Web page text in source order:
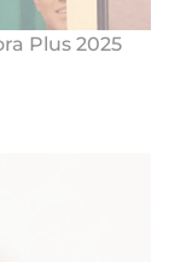
Plus 2025